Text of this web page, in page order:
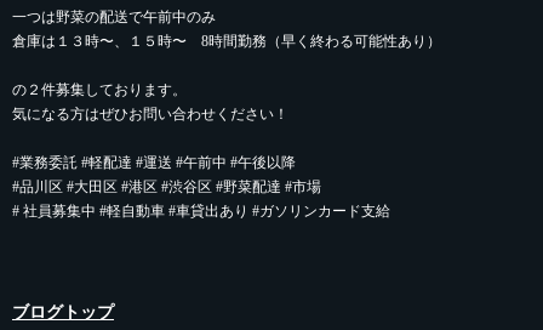
一つは野菜の配送で午前中のみ
倉庫は１３時〜、１５時〜 8時間勤務（早く終わる可能性あり）
の２件募集しております。
気になる方はぜひお問い合わせください！
#業務委託 #軽配達 #運送 #午前中 #午後以降
#品川区 #大田区 #港区 #渋谷区 #野菜配達 #市場
# 社員募集中 #軽自動車 #車貸出あり #ガソリンカード支給
ブログトップ